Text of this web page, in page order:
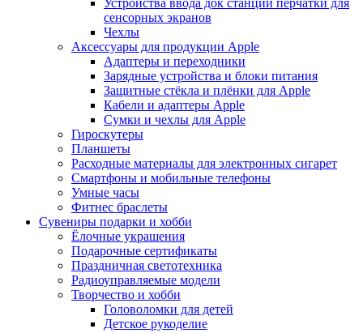
Устройства ввода док станции перчатки для
сенсорных экранов
Чехлы
Аксессуары для продукции Apple
Адаптеры и переходники
Зарядные устройства и блоки питания
Защитные стёкла и плёнки для Apple
Кабели и адаптеры Apple
Сумки и чехлы для Apple
Гироскутеры
Планшеты
Расходные материалы для электронных сигарет
Смартфоны и мобильные телефоны
Умные часы
Фитнес браслеты
Сувениры подарки и хобби
Ёлочные украшения
Подарочные сертификаты
Праздничная светотехника
Радиоуправляемые модели
Творчество и хобби
Головоломки для детей
Детское рукоделие